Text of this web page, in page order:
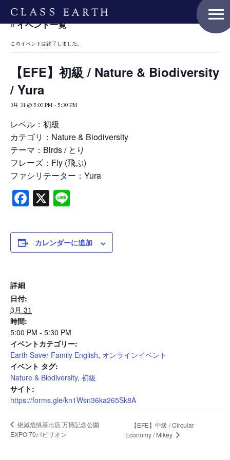
menu
Home
Nature Positive Members
Uniform Project
Art Project
Product Planning
Events
Journal
Interview
Online Shop
« イベント一覧
このイベントは終了しました。
【EFE】初級 / Nature & Biodiversity
/ Yura
3月 31 @ 5:00 PM - 5:30 PM
レベル：初級
カテゴリ：Nature & Biodiversity
テーマ：Birds / とり
フレーズ：Fly (飛ぶ)
ファシリテーター：Yura
Facebook
X
カレンダーに追加
詳細
日付:
3月 31
時間:
5:00 PM - 5:30 PM
イベントカテゴリー:
Earth Saver Family English, オンラインイベント
イベント タグ:
Nature & Biodiversity, 初級
サイト:
https://forms.gle/kn1Wsn36ka265Sk8A
絶滅危惧茶出店 万博記念公園
EXPO’70パビリオン
【EFE】中級 / Circular
Economy / Mikey